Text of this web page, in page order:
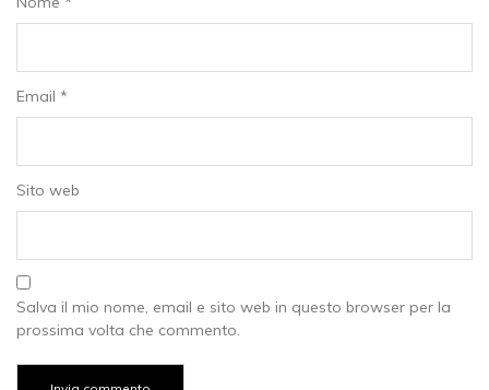
Email *
Sito web
Salva il mio nome, email e sito web in questo browser per la
prossima volta che commento.